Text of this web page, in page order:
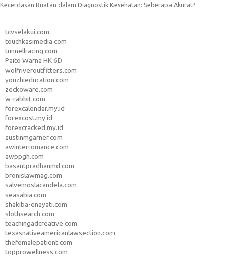
Kecerdasan Buatan dalam Diagnostik Kesehatan: Seberapa Akurat?
tcvselakui.com
touchkasimedia.com
tunnellracing.com
Paito Warna HK 6D
wolfriveroutfitters.com
youzhieducation.com
zeckoware.com
w-rabbit.com
forexcalendar.my.id
forexcost.my.id
forexcracked.my.id
austinmgarner.com
awinterromance.com
awppgh.com
basantpradhanmd.com
bronislawmag.com
salvemoslacandela.com
seasabia.com
shakiba-enayati.com
slothsearch.com
teachingadcreative.com
texasnativeamericanlawsection.com
thefemalepatient.com
topprowellness.com